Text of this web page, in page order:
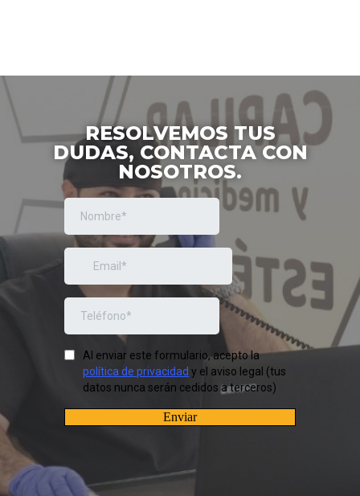
RESOLVEMOS TUS
DUDAS, CONTACTA CON
NOSOTROS.